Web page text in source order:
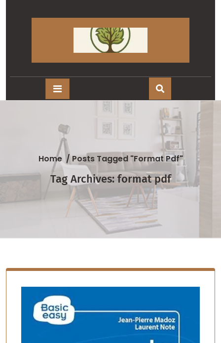
Home/ Posts Tagged "format Pdf"
Tag Archives: format pdf